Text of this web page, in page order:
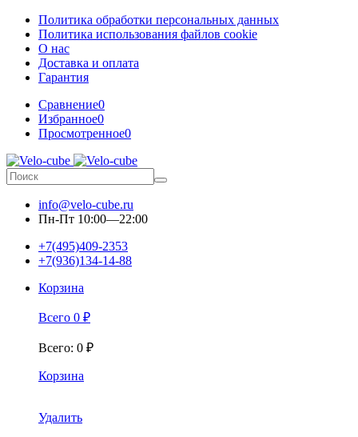
Политика обработки персональных данных
Политика использования файлов cookie
О нас
Доставка и оплата
Гарантия
Сравнение0
Избранное0
Просмотренное0
info@velo-cube.ru
Пн-Пт 10:00—22:00
+7(495)409-2353
+7(936)134-14-88
Корзина
Всего 0 ₽
Всего: 0 ₽
Корзина
Удалить